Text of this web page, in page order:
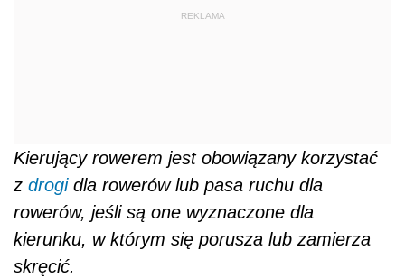
REKLAMA
Kierujący rowerem jest obowiązany korzystać
z drogidla rowerów lub pasa ruchu dla
rowerów, jeśli są one wyznaczone dla
kierunku, w którym się porusza lub zamierza
skręcić.